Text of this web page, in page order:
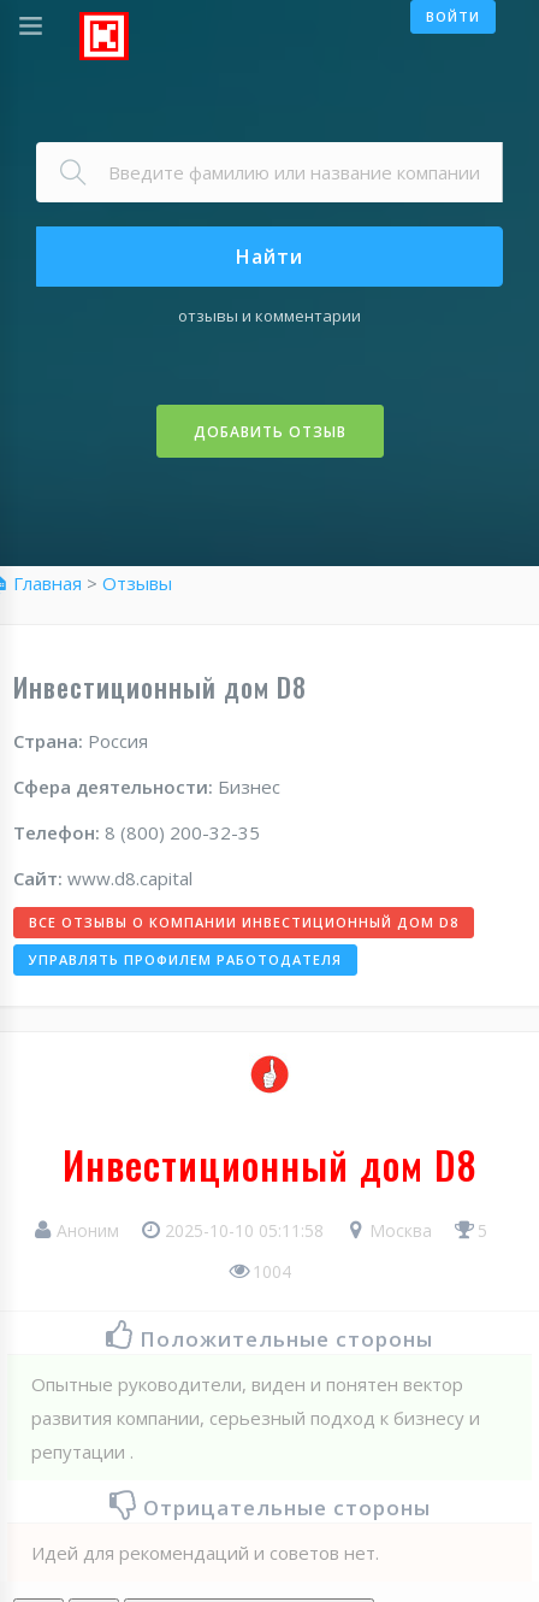
ВОЙТИ
Найти
отзывы и комментарии
ДОБАВИТЬ ОТЗЫВ
Главная > Отзывы
Инвестиционный дом D8
Страна: Россия
Сфера деятельности: Бизнес
Телефон: 8 (800) 200-32-35
Сайт: www.d8.capital
ВСЕ ОТЗЫВЫ О КОМПАНИИ ИНВЕСТИЦИОННЫЙ ДОМ D8
УПРАВЛЯТЬ ПРОФИЛЕМ РАБОТОДАТЕЛЯ
Инвестиционный дом D8
Аноним 2025-10-10 05:11:58 Москва
5
1004
Положительные стороны
Опытные руководители, виден и понятен вектор
развития компании, серьезный подход к бизнесу и
репутации .
Отрицательные стороны
Идей для рекомендаций и советов нет.